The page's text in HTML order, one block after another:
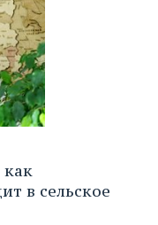
в сельское